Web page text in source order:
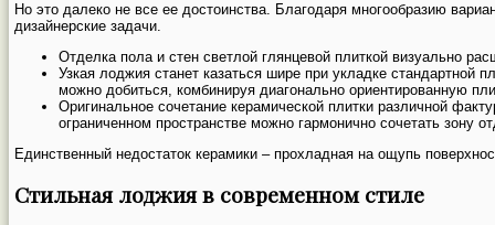
Но это далеко не все ее достоинства. Благодаря многообразию
дизайнерские задачи.
Отделка пола и стен светлой глянцевой плиткой визуально
Узкая лоджия станет казаться шире при укладке
можно добиться, комбинируя диагонально ориентированную
Оригинальное сочетание керамической плитки различной
ограниченном пространстве можно гармонично сочетать зону
Единственный недостаток керамики – прохладная на ощупь
Стильная лоджия в современном стиле